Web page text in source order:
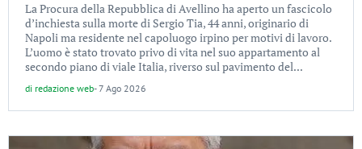
La Procura della Repubblica di Avellino ha aperto un fascicolo
d’inchiesta sulla morte di Sergio Tia, 44 anni, originario di
Napoli ma residente nel capoluogo irpino per motivi di lavoro.
L’uomo è stato trovato privo di vita nel suo appartamento al
secondo piano di viale Italia, riverso sul pavimento del...
di redazione web-7 Ago 2026